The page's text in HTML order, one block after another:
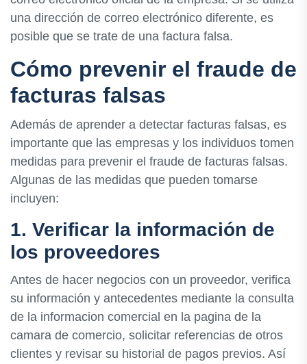
una dirección de correo electrónico diferente, es
posible que se trate de una factura falsa.
Cómo prevenir el fraude de
facturas falsas
Además de aprender a detectar facturas falsas, es
importante que las empresas y los individuos tomen
medidas para prevenir el fraude de facturas falsas.
Algunas de las medidas que pueden tomarse
incluyen:
1. Verificar la información de
los proveedores
Antes de hacer negocios con un proveedor, verifica
su información y antecedentes mediante la consulta
de la informacion comercial en la pagina de la
camara de comercio, solicitar referencias de otros
clientes y revisar su historial de pagos previos. Así